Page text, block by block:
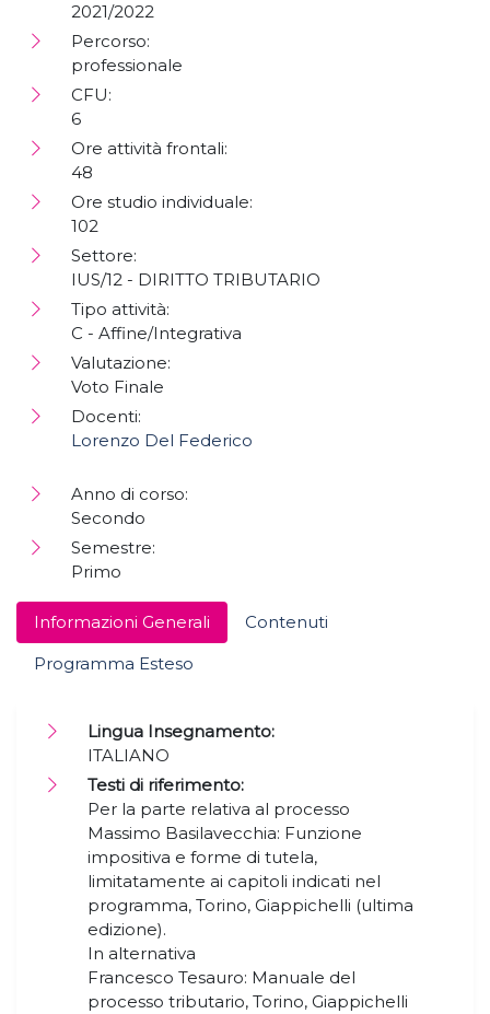
Informazioni Generali
Contenuti
Programma Esteso
Lingua Insegnamento:
ITALIANO
Testi di riferimento:
Per la parte relativa al processo
Massimo Basilavecchia: Funzione
impositiva e forme di tutela,
limitatamente ai capitoli indicati nel
programma, Torino, Giappichelli (ultima
edizione).
In alternativa
Francesco Tesauro: Manuale del
processo tributario, Torino, Giappichelli
2021/2022
Percorso:
professionale
CFU:
6
Ore attività frontali:
48
Ore studio individuale:
102
Settore:
IUS/12 - DIRITTO TRIBUTARIO
Tipo attività:
C - Affine/Integrativa
Valutazione:
Voto Finale
Docenti:
Lorenzo Del Federico
Anno di corso:
Secondo
Semestre:
Primo